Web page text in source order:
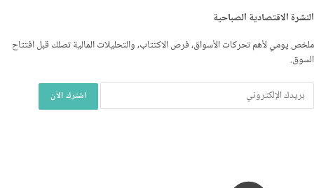
النشرة الاقتصادية الصباحية
ملخص يومي لأهم تحركات الأسواق، فرص الاكتتاب، والتحليلات المالية تصلك قبل افتتاح
السوق.
اشترك الآن